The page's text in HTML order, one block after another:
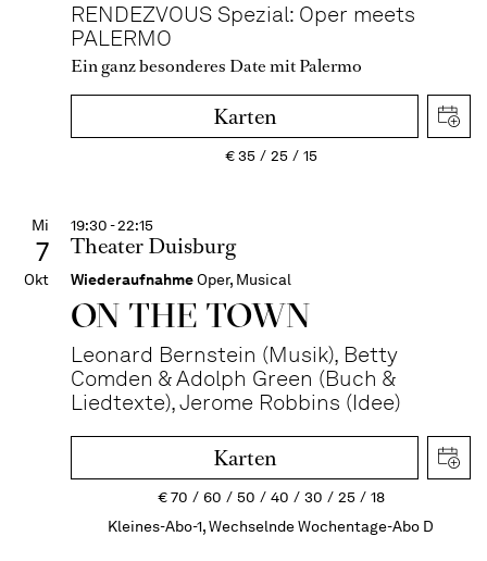
RENDEZVOUS Spezial: Oper meets
PALERMO
Ein ganz besonderes Date mit Palermo
Karten
€35 25 15
Mi
7
Okt
19:30 - 22:15
Theater Duisburg
WiederaufnahmeOper, Musical
ON THE TOWN
Leonard Bernstein (Musik), Betty
Comden & Adolph Green (Buch &
Liedtexte), Jerome Robbins (Idee)
Karten
€70 60 50 40 30 25
18
Kleines-Abo-1, Wechselnde Wochentage-Abo D